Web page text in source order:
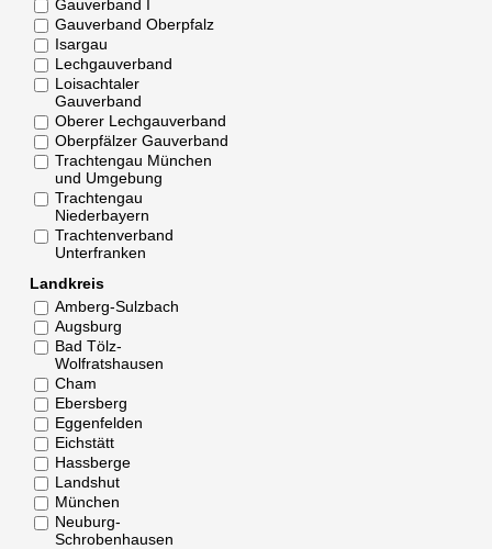
Gauverband I
Gauverband Oberpfalz
Isargau
Lechgauverband
Loisachtaler
Gauverband
Oberer Lechgauverband
Oberpfälzer Gauverband
Trachtengau München
und Umgebung
Trachtengau
Niederbayern
Trachtenverband
Unterfranken
Landkreis
Amberg-Sulzbach
Augsburg
Bad Tölz-
Wolfratshausen
Cham
Ebersberg
Eggenfelden
Eichstätt
Hassberge
Landshut
München
Neuburg-
Schrobenhausen